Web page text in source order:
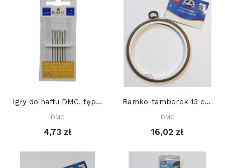
Igły do haftu DMC, tępe - rozmiar 22
DMC
4,73 zł
Ramko-tamborek 13 cm, OKRĄGŁY, IMITACJA DREWNA
DMC
16,02 zł